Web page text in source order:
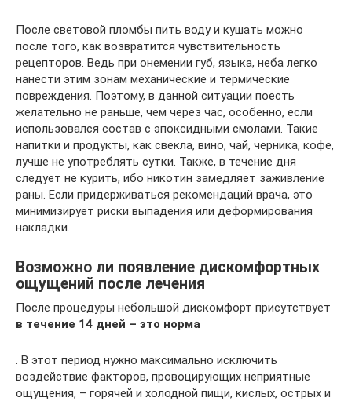
После световой пломбы пить воду и кушать можно
после того, как возвратится чувствительность
рецепторов. Ведь при онемении губ, языка, неба легко
нанести этим зонам механические и термические
повреждения. Поэтому, в данной ситуации поесть
желательно не раньше, чем через час, особенно, если
использовался состав с эпоксидными смолами. Такие
напитки и продукты, как свекла, вино, чай, черника, кофе,
лучше не употреблять сутки. Также, в течение дня
следует не курить, ибо никотин замедляет заживление
раны. Если придерживаться рекомендаций врача, это
минимизирует риски выпадения или деформирования
накладки.
Возможно ли появление дискомфортных
ощущений после лечения
После процедуры небольшой дискомфорт присутствует
в течение 14 дней – это норма
. В этот период нужно максимально исключить
воздействие факторов, провоцирующих неприятные
ощущения, – горячей и холодной пищи, кислых, острых и